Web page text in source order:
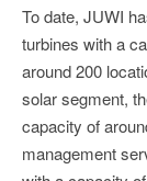
To date, JUWI
turbines with a
around 200
solar segment,
capacity of
management